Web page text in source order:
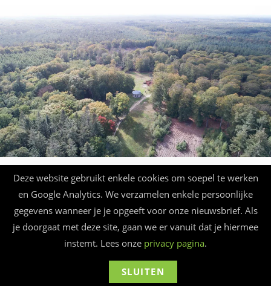
zie Google-maps
© Beauforthuis 2026 - webbouw
Deze website gebruikt enkele cookies om soepel te werken
en Google Analytics. We verzamelen enkele persoonlijke
gegevens wanneer je je opgeeft voor onze nieuwsbrief. Als
je doorgaat met deze site, gaan we er vanuit dat je hiermee
instemt. Lees onze privacy pagina.
SLUITEN